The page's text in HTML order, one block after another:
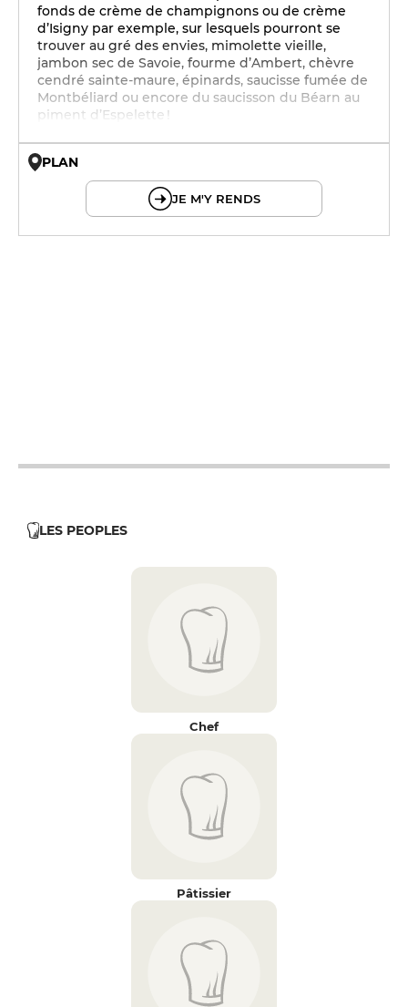
fonds de crème de champignons ou de crème
d’Isigny par exemple, sur lesquels pourront se
trouver au gré des envies, mimolette vieille,
jambon sec de Savoie, fourme d’Ambert, chèvre
cendré sainte-maure, épinards, saucisse fumée de
Montbéliard ou encore du saucisson du Béarn au
piment d’Espelette !
PLAN
JE M'Y RENDS
LES PEOPLES
Chef
Pâtissier